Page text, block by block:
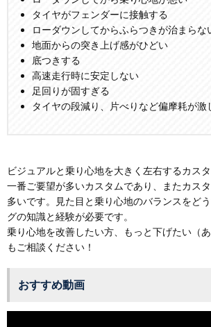
タイヤがフェンダーに接触する
ローダウンしてからふらつきが治まらな
地面からの突き上げ感がひどい
底つきする
高速走行時に安定しない
足回りが固すぎる
タイヤの段減り、片べりなど偏摩耗が激
ビジュアルと乗り心地を大きく左右するカスタ
一番ご要望が多いカスタムであり、またカス
多いです。見た目と乗り心地のバランスをど
グの知識と経験が必要です。
乗り心地を改善したい方、もっと下げたい（
もご相談ください！
おすすめ動画